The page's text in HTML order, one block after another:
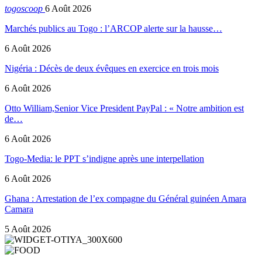
togoscoop 6 Août 2026
Marchés publics au Togo : l’ARCOP alerte sur la hausse…
6 Août 2026
Nigéria : Décès de deux évêques en exercice en trois mois
6 Août 2026
Otto William,Senior Vice President PayPal : « Notre ambition est
de…
6 Août 2026
Togo-Media: le PPT s’indigne après une interpellation
6 Août 2026
Ghana : Arrestation de l’ex compagne du Général guinéen Amara
Camara
5 Août 2026